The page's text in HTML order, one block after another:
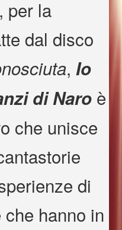
per la
dal disco
, Io
di Naro è
che unisce
di
hanno in